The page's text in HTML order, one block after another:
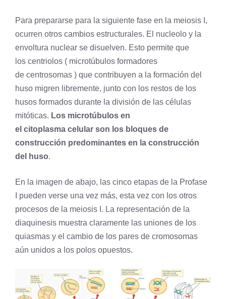
Para prepararse para la siguiente fase en la meiosis I,
ocurren otros cambios estructurales. El nucleolo y la
envoltura nuclear se disuelven. Esto permite que
los centriolos ( microtúbulos formadores
de centrosomas ) que contribuyen a la formación del
huso migren libremente, junto con los restos de los
husos formados durante la división de las células
mitóticas. Los microtúbulos en
el citoplasma celular son los bloques de
construcción predominantes en la construcción
del huso.
En la imagen de abajo, las cinco etapas de la Profase
I pueden verse una vez más, esta vez con los otros
procesos de la meiosis I. La representación de la
diaquinesis muestra claramente las uniones de los
quiasmas y el cambio de los pares de cromosomas
aún unidos a los polos opuestos.